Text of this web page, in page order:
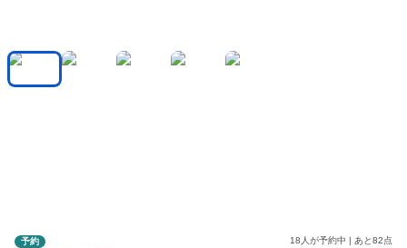
予約 18人が予約中 | あと82点